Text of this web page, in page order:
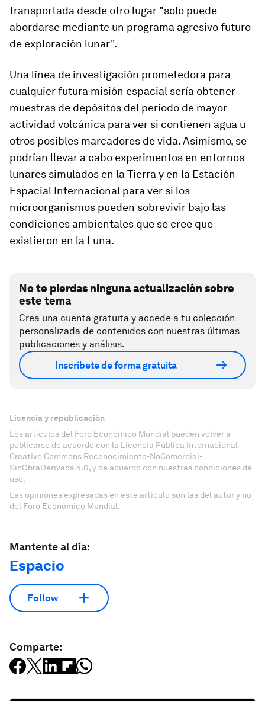
transportada desde otro lugar "solo puede
abordarse mediante un programa agresivo futuro
de exploración lunar".
Una línea de investigación prometedora para
cualquier futura misión espacial sería obtener
muestras de depósitos del período de mayor
actividad volcánica para ver si contienen agua u
otros posibles marcadores de vida. Asimismo, se
podrían llevar a cabo experimentos en entornos
lunares simulados en la Tierra y en la Estación
Espacial Internacional para ver si los
microorganismos pueden sobrevivir bajo las
condiciones ambientales que se cree que
existieron en la Luna.
No te pierdas ninguna actualización sobre
este tema
Crea una cuenta gratuita y accede a tu colección
personalizada de contenidos con nuestras últimas
publicaciones y análisis.
Inscríbete de forma gratuita
Licencia y republicación
Los artículos del Foro Económico Mundial pueden volver a
publicarse de acuerdo con la Licencia Pública Internacional
Creative Commons Reconocimiento-NoComercial-
SinObraDerivada 4.0, y de acuerdo con nuestras condiciones de
uso.
Las opiniones expresadas en este artículo son las del autor y no
del Foro Económico Mundial.
Mantente al día:
Espacio
Follow
Comparte: